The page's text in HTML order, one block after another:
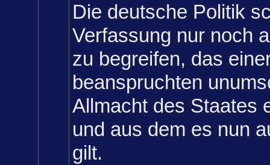
Die deutsche Politik
Verfassung nur noch
zu begreifen, das
beanspruchten
Allmacht des Staates
und aus dem es nun
gilt.